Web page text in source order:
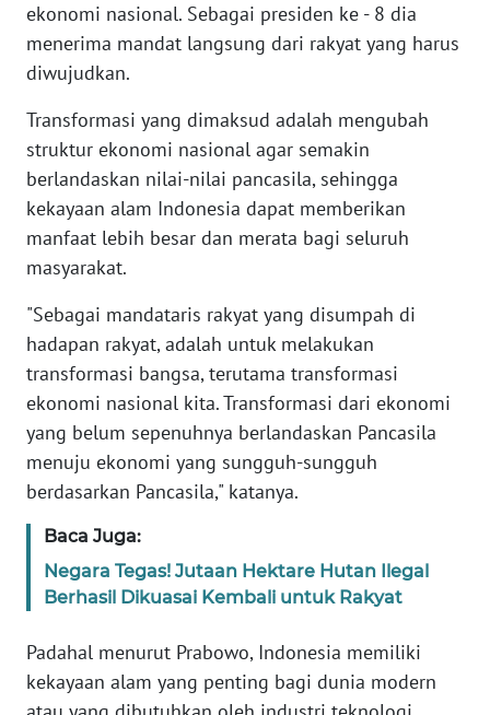
ekonomi nasional. Sebagai presiden ke - 8 dia
menerima mandat langsung dari rakyat yang harus
diwujudkan.
Transformasi yang dimaksud adalah mengubah
struktur ekonomi nasional agar semakin
berlandaskan nilai-nilai pancasila, sehingga
kekayaan alam Indonesia dapat memberikan
manfaat lebih besar dan merata bagi seluruh
masyarakat.
"Sebagai mandataris rakyat yang disumpah di
hadapan rakyat, adalah untuk melakukan
transformasi bangsa, terutama transformasi
ekonomi nasional kita. Transformasi dari ekonomi
yang belum sepenuhnya berlandaskan Pancasila
menuju ekonomi yang sungguh-sungguh
berdasarkan Pancasila," katanya.
Baca Juga:
Negara Tegas! Jutaan Hektare Hutan Ilegal
Berhasil Dikuasai Kembali untuk Rakyat
Padahal menurut Prabowo, Indonesia memiliki
kekayaan alam yang penting bagi dunia modern
DISCLAIMER
Wahana
Regional
WN
SUMUT
WN
JAKARTA
WN
JABAR
WN
BANTEN
WN
NTT
WN
KEPRI
PAPUA